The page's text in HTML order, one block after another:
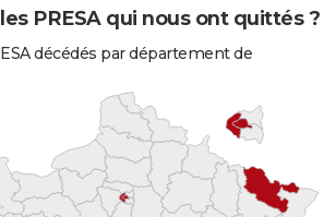
PRESA qui nous ont quittés ?
décédés par département de